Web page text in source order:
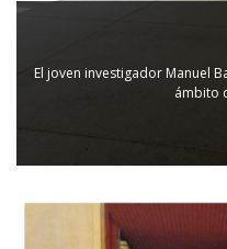
El joven investigador Manuel
ámbito